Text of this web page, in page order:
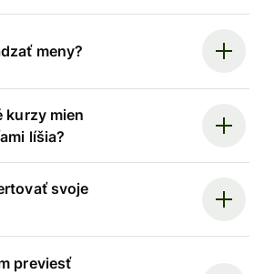
meny?
kurzy mien
líšia?
svoje
previesť